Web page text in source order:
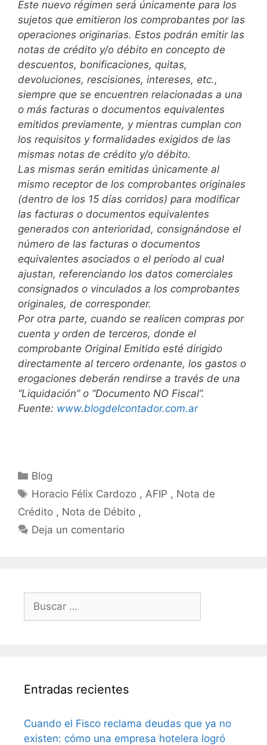
Este nuevo régimen será únicamente para los
sujetos que emitieron los comprobantes por las
operaciones originarias. Estos podrán emitir las
notas de crédito y/o débito en concepto de
descuentos, bonificaciones, quitas,
devoluciones, rescisiones, intereses, etc.,
siempre que se encuentren relacionadas a una
o más facturas o documentos equivalentes
emitidos previamente, y mientras cumplan con
los requisitos y formalidades exigidos de las
mismas notas de crédito y/o débito.
Las mismas serán emitidas únicamente al
mismo receptor de los comprobantes originales
(dentro de los 15 días corridos) para modificar
las facturas o documentos equivalentes
generados con anterioridad, consignándose el
número de las facturas o documentos
equivalentes asociados o el período al cual
ajustan, referenciando los datos comerciales
consignados o vinculados a los comprobantes
originales, de corresponder.
Por otra parte, cuando se realicen compras por
cuenta y orden de terceros, donde el
comprobante Original Emitido esté dirigido
directamente al tercero ordenante, los gastos o
erogaciones deberán rendirse a través de una
“Liquidación” o “Documento NO Fiscal”.
Fuente: www.blogdelcontador.com.ar
Blog
Horacio Félix Cardozo , AFIP , Nota de
Crédito , Nota de Débito ,
Deja un comentario
Entradas recientes
Cuando el Fisco reclama deudas que ya no
existen: cómo una empresa hotelera logró